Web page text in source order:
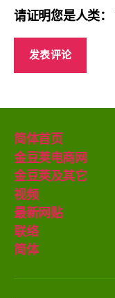
请证明您是人类：
简体首页
金豆荚电商网
金豆莢及其它
视频
最新网贴
联络
简体